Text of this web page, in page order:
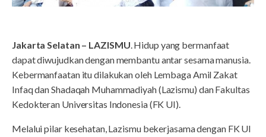
Jakarta Selatan – LAZISMU. Hidup yang bermanfaat
dapat diwujudkan dengan membantu antar sesama manusia.
Kebermanfaatan itu dilakukan oleh Lembaga Amil Zakat
Infaq dan Shadaqah Muhammadiyah (Lazismu) dan Fakultas
Kedokteran Universitas Indonesia (FK UI).
Melalui pilar kesehatan, Lazismu bekerjasama dengan FK UI